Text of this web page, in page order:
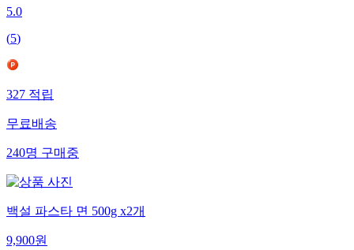
5.0
(5)
327적립
무료배송
240명구매중
백설 파스타 면 500g x2개
9,900원